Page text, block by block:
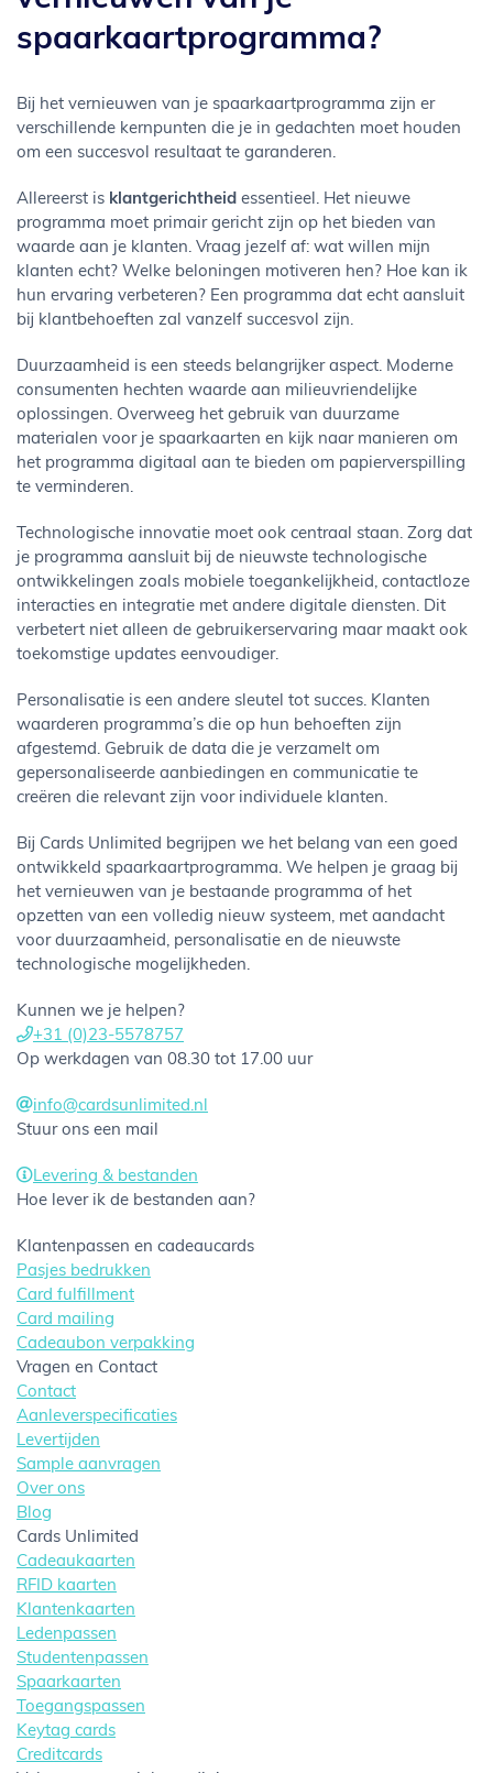
spaarkaartprogramma?
Bij het vernieuwen van je spaarkaartprogramma zijn er
verschillende kernpunten die je in gedachten moet houden
om een succesvol resultaat te garanderen.
Allereerst is klantgerichtheid essentieel. Het nieuwe
programma moet primair gericht zijn op het bieden van
waarde aan je klanten. Vraag jezelf af: wat willen mijn
klanten echt? Welke beloningen motiveren hen? Hoe kan ik
hun ervaring verbeteren? Een programma dat echt aansluit
bij klantbehoeften zal vanzelf succesvol zijn.
Duurzaamheid is een steeds belangrijker aspect. Moderne
consumenten hechten waarde aan milieuvriendelijke
oplossingen. Overweeg het gebruik van duurzame
materialen voor je spaarkaarten en kijk naar manieren om
het programma digitaal aan te bieden om papierverspilling
te verminderen.
Technologische innovatie moet ook centraal staan. Zorg dat
je programma aansluit bij de nieuwste technologische
ontwikkelingen zoals mobiele toegankelijkheid, contactloze
interacties en integratie met andere digitale diensten. Dit
verbetert niet alleen de gebruikerservaring maar maakt ook
toekomstige updates eenvoudiger.
Personalisatie is een andere sleutel tot succes. Klanten
waarderen programma’s die op hun behoeften zijn
afgestemd. Gebruik de data die je verzamelt om
gepersonaliseerde aanbiedingen en communicatie te
creëren die relevant zijn voor individuele klanten.
Bij Cards Unlimited begrijpen we het belang van een goed
ontwikkeld spaarkaartprogramma. We helpen je graag bij
het vernieuwen van je bestaande programma of het
opzetten van een volledig nieuw systeem, met aandacht
voor duurzaamheid, personalisatie en de nieuwste
technologische mogelijkheden.
Kunnen we je helpen?
+31 (0)23-5578757
Op werkdagen van 08.30 tot 17.00 uur
info@cardsunlimited.nl
Stuur ons een mail
Levering & bestanden
Hoe lever ik de bestanden aan?
Klantenpassen en cadeaucards
Pasjes bedrukken
Card fulfillment
Card mailing
Cadeaubon verpakking
Vragen en Contact
Contact
Aanleverspecificaties
Levertijden
Sample aanvragen
Over ons
Blog
Cards Unlimited
Cadeaukaarten
RFID kaarten
Klantenkaarten
Ledenpassen
Studentenpassen
Spaarkaarten
Toegangspassen
Keytag cards
Creditcards